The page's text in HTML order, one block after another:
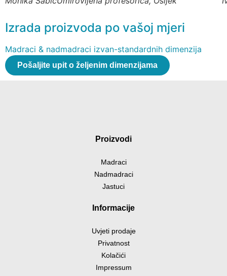
Izrada proizvoda po vašoj mjeri
Madraci & nadmadraci izvan-standardnih dimenzija
Pošaljite upit o željenim dimenzijama
Proizvodi
Madraci
Nadmadraci
Jastuci
Informacije
Uvjeti prodaje
Privatnost
Kolačići
Impressum